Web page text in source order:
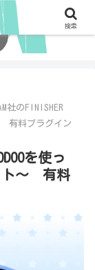
社のFINISHER
有料プラグイン
を使っ
ト～ 有料
検索